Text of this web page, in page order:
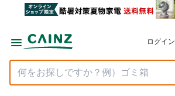
ログイ